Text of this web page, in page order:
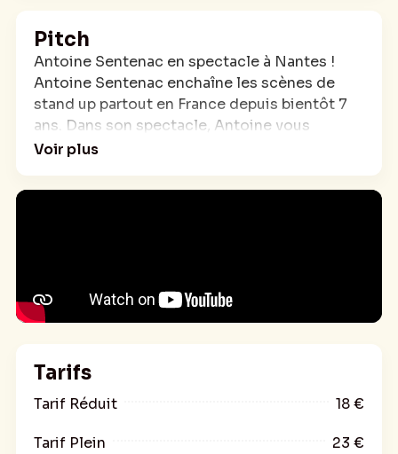
Pitch
Antoine Sentenac en spectacle à Nantes !
Antoine Sentenac enchaîne les scènes de
stand up partout en France depuis bientôt 7
ans. Dans son spectacle, Antoine vous
raconte ses anecdotes, de ses premiers
up, passant par ce qu’il est (un peu trop) prêt à
Voir plus
Tarifs
Tarif Réduit 18 €
Tarif Plein 23 €